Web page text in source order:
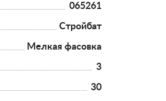
065261
Стройбат
Мелкая фасовка
3
30